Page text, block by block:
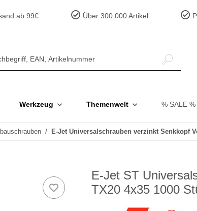
ab 99€ Über 300.000 Artikel
Werkzeug Themenwelt % SALE %
E-Jet Universalschrauben verzinkt Senkkopf
E-Jet ST
TX20 4x35 1000